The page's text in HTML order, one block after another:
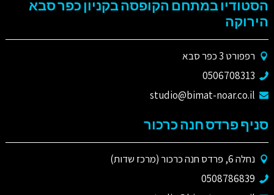
הסטודיו במתחם הקופסה בקניון כפר סבא
הירוקה
רפפורט 3 כפר סבא
0506708313
studio@bimat-noar.co.il
סניף פרדס חנה כרכור
נחלה 6, פרדס חנה כרכור (מרכז שדות)
0508786839